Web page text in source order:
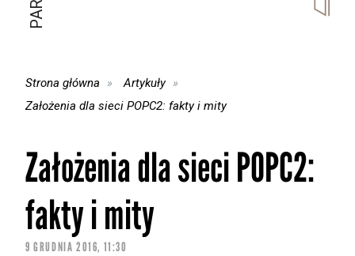
Strona główna
Artykuły
Założenia dla sieci POPC2: fakty i mity
Założenia dla sieci POPC2:
fakty i mity
9 GRUDNIA 2016, 11:30